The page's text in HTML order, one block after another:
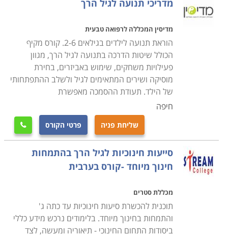
מדריכי תנועה לגיל הרך
מדיסין המכללה לרפואה טבעית
הוראת תנועה לילדים בגילאים 2-6. קורס מקיף
הכולל שיטות הדרכה בתנועה לגיל הרך, מגוון
פעילויות משחקים, שימוש באביזרים, בחירת
מוסיקה ושירים המתאימים לגיל ולשלב ההתפתחותי
של הילד. תעודת ההסמכה מאפשרת
חיפה
שליחת פניה פרטי הקורס 
סייעות חינוכיות לגיל הרך בהתמחות
חינוך מיוחד -קורס בערבית
מכללת סטרים
תוכנית להכשרת סיעות חינוכיות עד כתה ג'
והתמחות בחינוך מיוחד. בלימודים נרכש מידע כללי
ביסודות התחום החינוכי - תיאוריה ומעשה, לצד